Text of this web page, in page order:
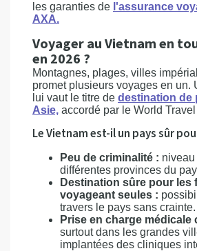
les garanties de l'assurance
AXA.
Voyager au Vietnam en
en 2026 ?
Montagnes, plages, villes
promet plusieurs voyages en un.
lui vaut le titre de destination de
Asie, accordé par le World
Le Vietnam est-il un pays sûr
Peu de criminalité :
différentes provinces du
Destination sûre pour les
voyageant seules :
travers le pays sans crainte.
Prise en charge médicale
surtout dans les grandes
implantées des cliniques